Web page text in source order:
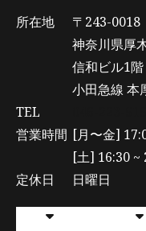
所在地
〒243-0018
神奈川県厚
信和ビル1階
小田急線 本
TEL
営業時間 [月〜金]
[土] 16:30 ~
定休日
日曜日